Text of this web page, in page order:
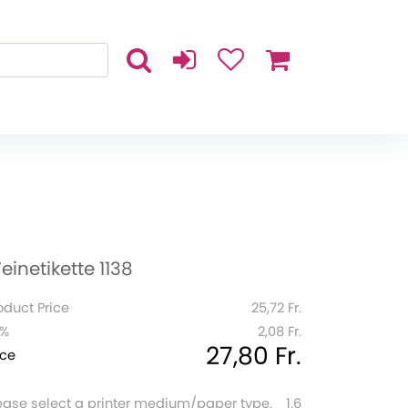
1138
Price
25,72 Fr.
2,08 Fr.
27,80 Fr.
select a printer medium/paper type.
1.6